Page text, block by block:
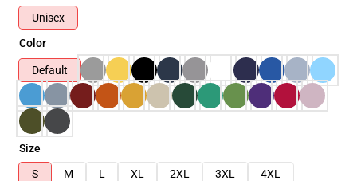
Unisex
Color
Default
Size
S
M L XL 2XL 3XL
4XL